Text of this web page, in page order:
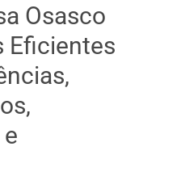
Osasco
Eficientes